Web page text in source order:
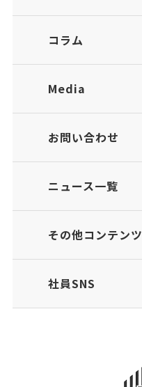
コラム
Media
お問い合わせ
ニュース一覧
その他コンテンツ
社員SNS